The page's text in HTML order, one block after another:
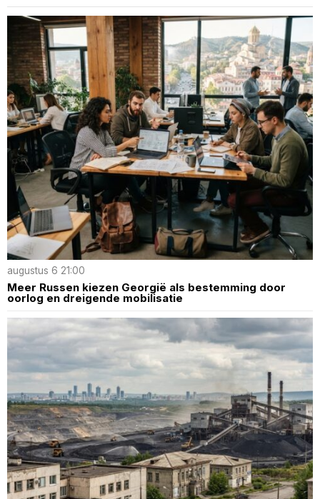
augustus 6 21:00
Meer Russen kiezen Georgië als bestemming door
oorlog en dreigende mobilisatie